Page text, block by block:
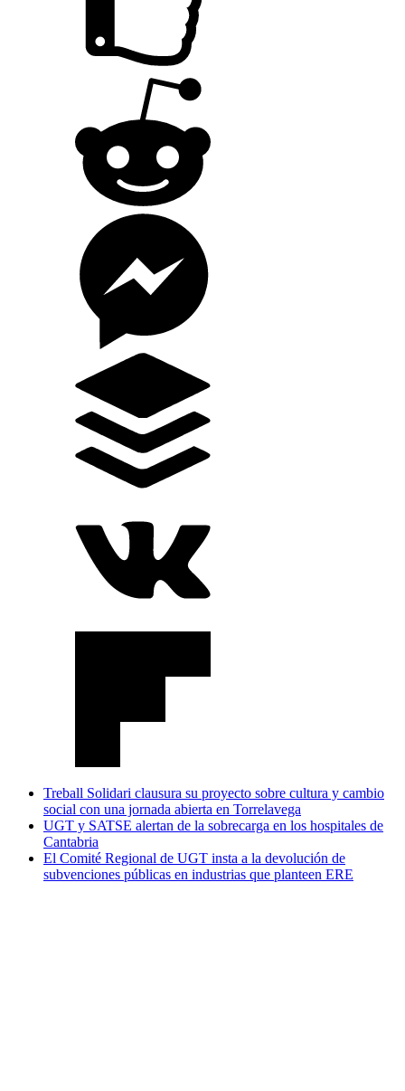
Treball Solidari clausura su proyecto sobre cultura y cambio
social con una jornada abierta en Torrelavega
UGT y SATSE alertan de la sobrecarga en los hospitales de
Cantabria
El Comité Regional de UGT insta a la devolución de
subvenciones públicas en industrias que planteen ERE